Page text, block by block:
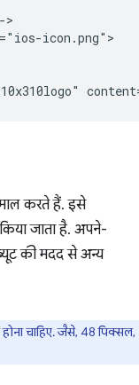
>
icon.png">
करते हैं. इसे
जाता है. अपने-
की मदद से अन्य
चाहिए. जैसे, 48 पिक्सल,